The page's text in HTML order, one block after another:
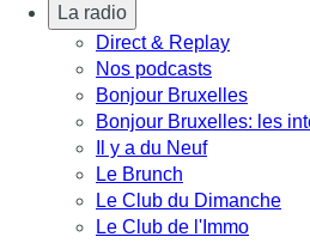
La radio
Direct & Replay
Nos podcasts
Bonjour Bruxelles
Bonjour Bruxelles: les
Il y a du Neuf
Le Brunch
Le Club du Dimanche
Le Club de l'Immo